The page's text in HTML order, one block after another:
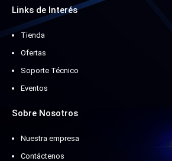
Links de Interés
Tienda
Ofertas
Soporte Técnico
Eventos
Sobre Nosotros
Nuestra empresa
Contáctenos